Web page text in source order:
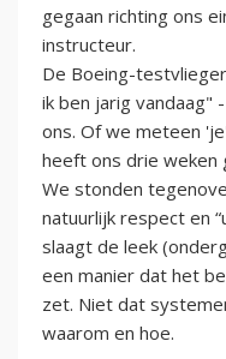
gegaan richting ons
instructeur.
De Boeing-
ik ben jarig vandaag"
ons. Of we meteen
heeft ons drie weken
We stonden
natuurlijk respect en
slaagt de leek
een manier dat het
zet. Niet dat
waarom en hoe.